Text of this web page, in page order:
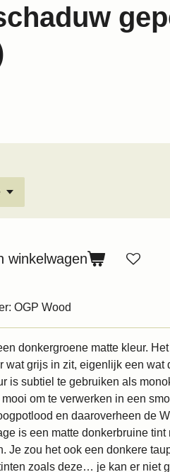
winkelwagen
OGP Wood
donkergroene matte kleur.
wat grijs in zit, eigenlijk een wat
is subtiel te gebruiken als
mooi om te verwerken in een
en daaroverheen de
is een matte donkerbruine
Je zou het ook een donkere
zoals deze… je kan er niet